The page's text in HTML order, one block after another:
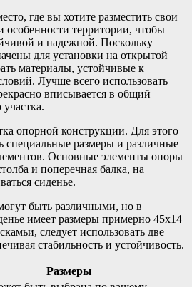
где вы хотите разместить свои
особенности территории, чтобы
и надежной. Поскольку
для установки на открытой
материалы, устойчивые к
Лучше всего использовать
вписывается в общий
опорной конструкции. Для этого
специальные размеры и различные
Основные элементы опоры
и поперечная балка, на
сиденье.
быть различными, но в
имеет размеры примерно 45х14
следует использовать две
стабильность и устойчивость.
Размеры